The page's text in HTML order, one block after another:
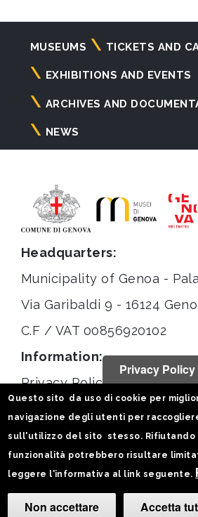
Navigazione
principale
MUSEUMS TICKETS AND
EXHIBITIONS AND EVENTS
ARCHIVES AND
NEWS
Headquarters:
Municipality of Genoa -
Via Garibaldi 9 - 16124
C.F / VAT 00856920102
Information:
Privacy Policy
Statistiche
Follow us on:
Privacy Policy
Questo sito da uso di cookie per
navigazione degli utenti per
sull'utilizzo del sito stesso. Rifiutando
funzionalità potrebbero risultare
leggere l'informativa al link seguente.
Non accettare Accetta